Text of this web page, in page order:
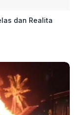
dan Realita